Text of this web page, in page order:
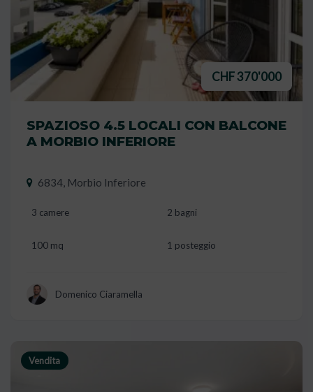
CHF 370'000
SPAZIOSO 4.5 LOCALI CON BALCONE
A MORBIO INFERIORE
6834, Morbio Inferiore
3 camere 2 bagni
100 mq 1 posteggio
Domenico Ciaramella
Vendita